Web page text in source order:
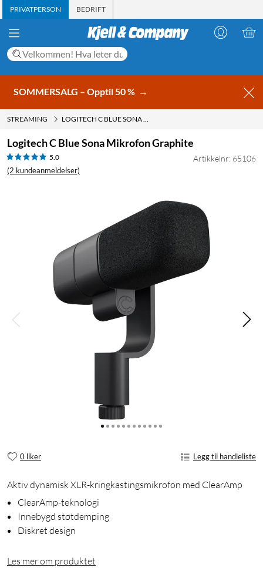
PRIVATPERSON BEDRIFT
SOMMERSALG – Opptil 50 % →
STREAMING LOGITECH C BLUE SONA MIKROFON GRAPHITE
Logitech C Blue Sona Mikrofon Graphite
5.0
(2 kundeanmeldelser)
Artikkelnr: 65106
0 liker Legg til handleliste
Aktiv dynamisk XLR-kringkastingsmikrofon med ClearAmp
ClearAmp-teknologi
Innebygd støtdemping
Diskret design
Les mer om produktet